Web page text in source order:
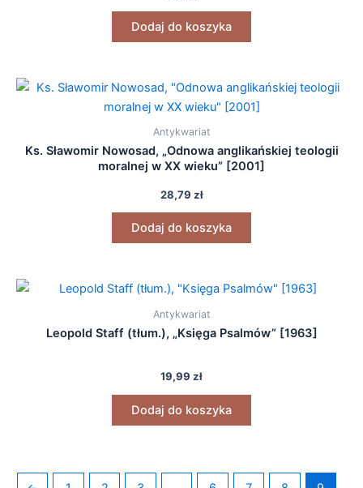
Dodaj do koszyka
Antykwariat
Ks. Sławomir Nowosad, „Odnowa anglikańskiej teologii
moralnej w XX wieku” [2001]
28,79 zł
Dodaj do koszyka
Antykwariat
Leopold Staff (tłum.), „Księga Psalmów” [1963]
19,99 zł
Dodaj do koszyka